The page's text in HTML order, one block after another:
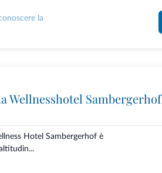
la
Wellnesshotel Sambergerhof
Hotel Sambergerhof è